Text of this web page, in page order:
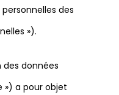
des
»).
données
») a pour objet